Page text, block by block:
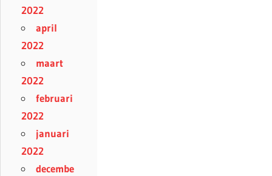
2022
april
2022
maart
2022
februari
2022
januari
2022
decembe